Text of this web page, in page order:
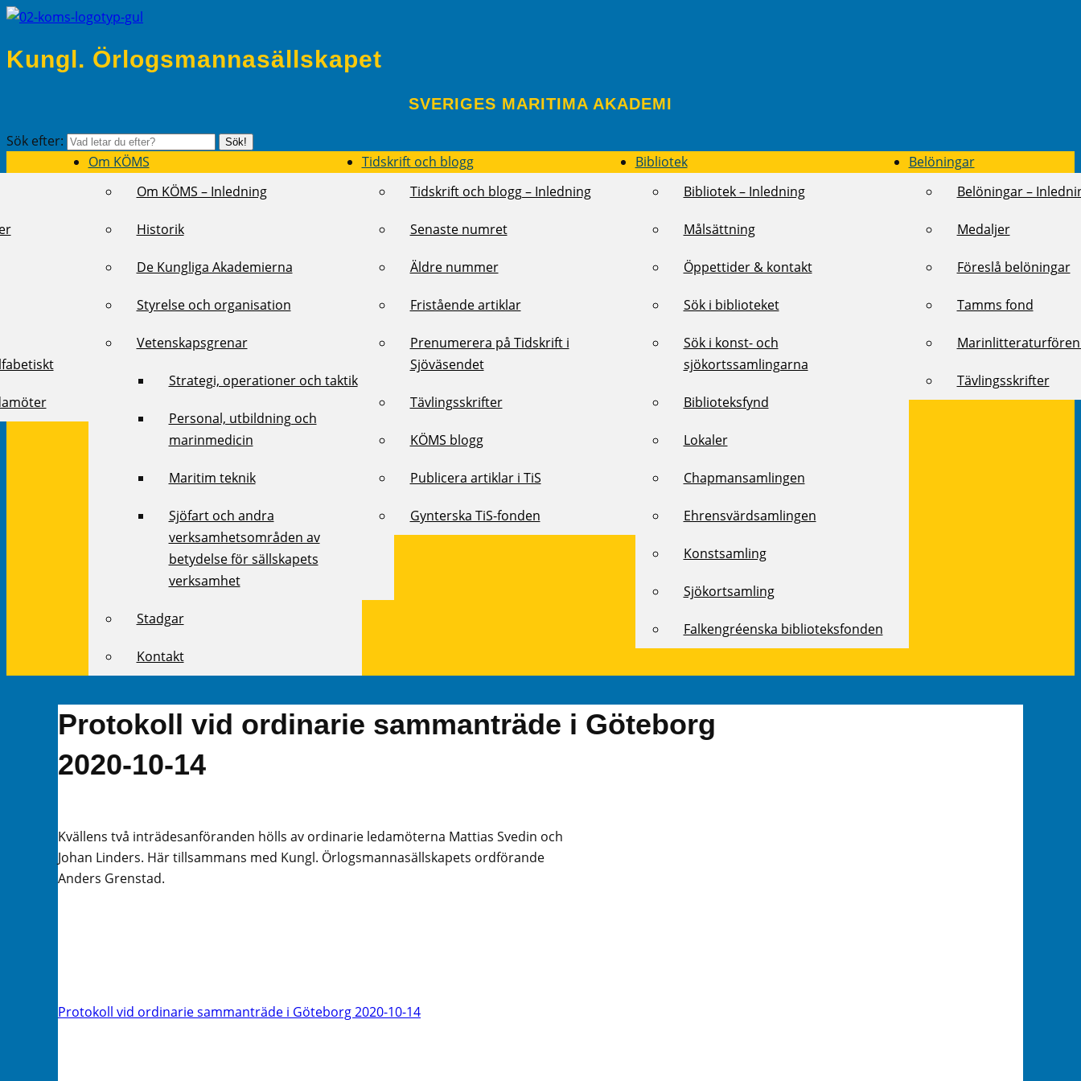
Kungl. Örlogsmannasällskapet
SVERIGES MARITIMA AKADEMI
Sök efter: Sök!
Om KÖMS
Om KÖMS – Inledning
Historik
De Kungliga Akademierna
Styrelse och organisation
Vetenskapsgrenar
Strategi, operationer och taktik
Personal, utbildning och
marinmedicin
Maritim teknik
Sjöfart och andra
verksamhetsområden av
betydelse för sällskapets
verksamhet
Stadgar
Kontakt
Tidskrift och blogg
Tidskrift och blogg – Inledning
Senaste numret
Äldre nummer
Fristående artiklar
Prenumerera på Tidskrift i
Sjöväsendet
Tävlingsskrifter
KÖMS blogg
Publicera artiklar i TiS
Gynterska TiS-fonden
Bibliotek
Bibliotek – Inledning
Målsättning
Öppettider & kontakt
Sök i biblioteket
Sök i konst- och
sjökortssamlingarna
Biblioteksfynd
Lokaler
Chapmansamlingen
Ehrensvärdsamlingen
Konstsamling
Sjökortsamling
Falkengréenska biblioteksfonden
Belöningar
Belöningar –
Medaljer
Föreslå belöningar
Tamms fond
Tävlingsskrifter
Protokoll vid ordinarie sammanträde i Göteborg
2020-10-14
Kvällens två inträdesanföranden hölls av ordinarie ledamöterna Mattias Svedin och
Johan Linders. Här tillsammans med Kungl. Örlogsmannasällskapets ordförande
Anders Grenstad.
Protokoll vid ordinarie sammanträde i Göteborg 2020-10-14